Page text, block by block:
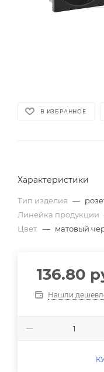
В ИЗБРАННОЕ
Характеристики
Тип изделия —
Линейка продукции
Цвет.
— матовый
136.80
Нашли